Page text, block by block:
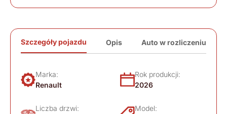
Szczegóły pojazdu Opis Auto w rozliczeniu
Marka:
Renault
Rok produkcji:
2026
Liczba drzwi:
Model: